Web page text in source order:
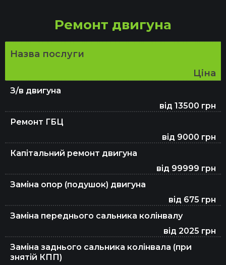
Заміна салонного фільтра у Києві
Заміна гальмівного шланга
Заміна мастила в двигуні
Заміна рідини ГУР
Ремонт двигуна
Назва послуги
Ціна
З/в двигуна
від 13500 грн
Ремонт ГБЦ
від 9000 грн
Капітальний ремонт двигуна
від 99999 грн
Заміна опор (подушок) двигуна
від 675 грн
Заміна переднього сальника колінвалу
від 2025 грн
Заміна заднього сальника колінвала (при
знятій КПП)